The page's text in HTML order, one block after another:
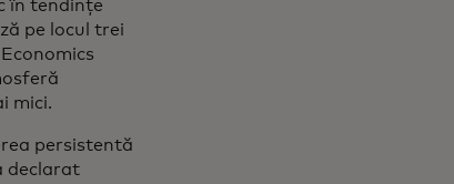
în tendințe
pe locul trei
mici.
persistentă
declarat